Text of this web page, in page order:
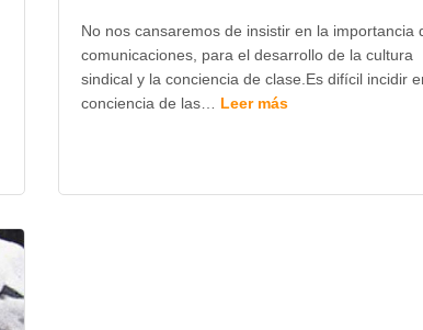
No nos cansaremos de insistir en la importancia
comunicaciones, para el desarrollo de la cultura
sindical y la conciencia de clase.Es difícil incidir
conciencia de las… Leer más